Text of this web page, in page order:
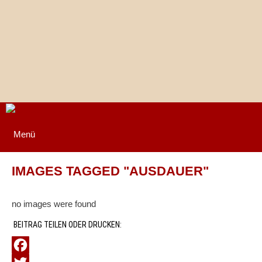
Menü
IMAGES TAGGED "AUSDAUER"
no images were found
BEITRAG TEILEN ODER DRUCKEN: